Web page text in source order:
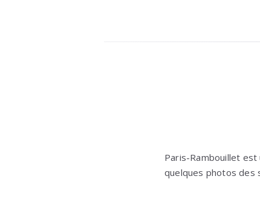
Paris-Rambouillet est
quelques photos des